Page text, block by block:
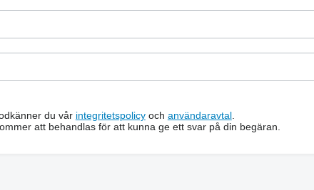
du vår integritetspolicyoch användaravtal.
att behandlas för att kunna ge ett svar på din begäran.